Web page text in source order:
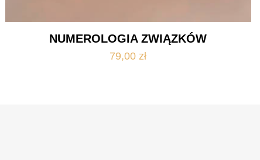
NUMEROLOGIA ZWIĄZKÓW
79,00 zł